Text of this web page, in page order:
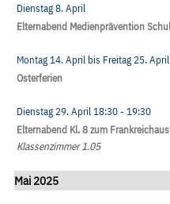
Dienstag 8. April
Elternabend Medienprävention
Montag 14. April bis Freitag 25. April
Osterferien
Dienstag 29. April18:30- 19:30
Elternabend Kl. 8 zum
Klassenzimmer 1.05
Mai 2025